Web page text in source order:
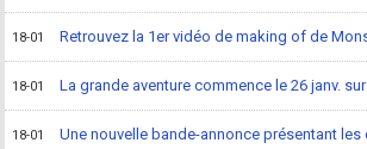
18-01 Retrouvez la 1er vidéo de making of de
18-01 La grande aventure commence le 26 janv.
18-01 Une nouvelle bande-annonce présentant